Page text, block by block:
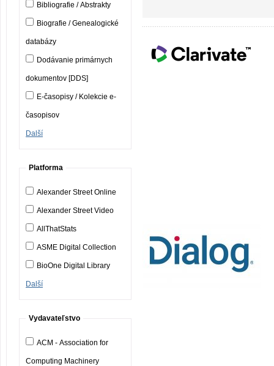
Bibliografie / Abstrakty
Biografie / Genealogické
databázy
Dodávanie primárnych
dokumentov [DDS]
E-časopisy / Kolekcie e-
časopisov
Další
Platforma
Alexander Street Online
Alexander Street Video
AllThatStats
ASME Digital Collection
BioOne Digital Library
Další
Vydavateľstvo
ACM - Association for
Computing Machinery